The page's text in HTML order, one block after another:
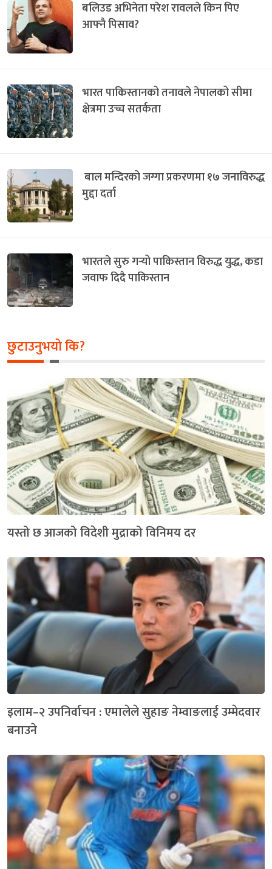
बलिउड अभिनेता परेश रावलले किन पिए
आफ्नै पिसाव?
भारत पाकिस्तानको तनावले नेपालको सीमा
क्षेत्रमा उच्च सतर्कता
बाल मन्दिरको जग्गा प्रकरणमा १७ जनाविरुद्ध
मुद्दा दर्ता
भारतले सुरु गर्‍यो पाकिस्तान विरुद्ध युद्ध, कडा
जवाफ दिदै पाकिस्तान
छुटाउनुभयो कि?
यस्तो छ आजको विदेशी मुद्राको विनिमय दर
इलाम–२ उपनिर्वाचन : एमालेले सुहाङ नेम्वाङलाई उम्मेदवार
बनाउने